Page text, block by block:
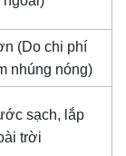
(Do chi phí
nhúng nóng)
sạch, lắp
trời